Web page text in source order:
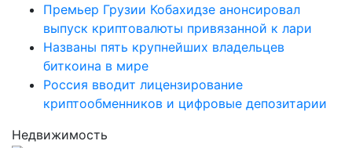
Премьер Грузии Кобахидзе анонсировал
выпуск криптовалюты привязанной к лари
Названы пять крупнейших владельцев
биткоина в мире
Россия вводит лицензирование
криптообменников и цифровые депозитарии
Недвижимость